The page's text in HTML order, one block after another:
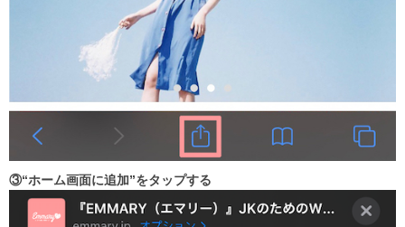
③“ホーム画面に追加”をタップする